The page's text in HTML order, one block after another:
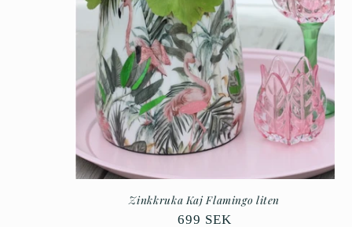
Zinkkruka Kaj Flamingo liten
Ordinarie
699 SEK